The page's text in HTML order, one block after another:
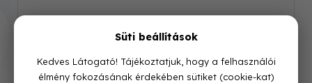
Süti beállítások
Kedves Látogató! Tájékoztatjuk, hogy a felhasználói
élmény fokozásának érdekében sütiket (cookie-kat)